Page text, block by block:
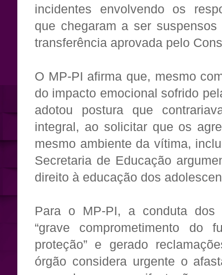
incidentes envolvendo os
que chegaram a ser
transferência aprovada pelo
O MP-PI afirma que, mesmo
do impacto emocional sofrido
adotou postura que
integral, ao solicitar que os
mesmo ambiente da vítima,
Secretaria de Educação
direito à educação dos
Para o MP-PI, a conduta dos
“grave comprometimento do
proteção” e gerado
órgão considera urgente o